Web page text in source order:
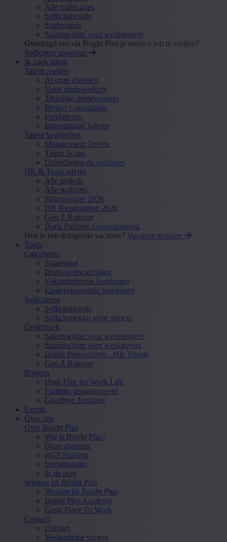
Alle publicaties
Sollicitatiegids
Startersgids
Salariswijzer voor werknemers
Overtuigd om via Bright Plus je nieuwe job te vinden?
Solliciteer spontaan
Ik zoek talent
Talent zoeken
Al onze diensten
Vaste medewerkers
Tijdelijke medewerkers
Project Consultants
Freelancers
International Talents
Talent begeleiden
Management Drives
Talent Scans
Opleidingen en webinars
HR & Team advies
Alle artikels
Alle podcasts
Salariswijzer 2026
HR Trendrapport 2026
Gen Z Rapport
Boek Fulltime Gepassioneerd
Heb je een dringende vacature? Vacature insturen
Tools
Calculators
Salaristool
Bruto-nettocalculator
Vakantiepremie berekenen
Eindejaarspremie berekenen
Solliciteren
Sollicitatiegids
Sollicitatiegids voor starters
Onderzoek
Salariswijzer voor werknemers
Salariswijzer voor werkgevers
Bright Perspectives - HR Trends
Gen Z Rapport
Boeken
High Five for Work Life
Fulltime gepassioneerd
Goodbye Assistant
Events
Over ons
Over Bright Plus
Wie is Bright Plus?
Onze diensten
RGF Staffing
Sustainability
In de pers
Werken bij Bright Plus
Werken bij Bright Plus
Bright Plus Academy
Great Place To Work
Contact
Contact
Veelgestelde vragen